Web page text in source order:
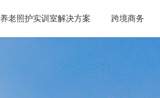
养老照护实训室解决方案 跨境商务